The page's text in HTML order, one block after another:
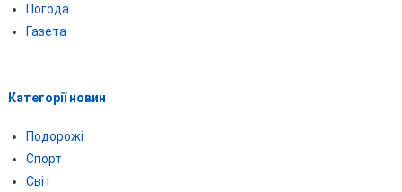
Погода
Газета
Категорії новин
Подорожі
Спорт
Світ